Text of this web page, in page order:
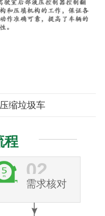
缩垃圾车
程
02
需求核对